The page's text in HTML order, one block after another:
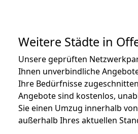
Weitere Städte in
Unsere geprüften
Ihnen unverbindliche
Ihre Bedürfnisse
Angebote sind kostenlos,
Sie einen Umzug innerhalb
außerhalb Ihres aktuellen